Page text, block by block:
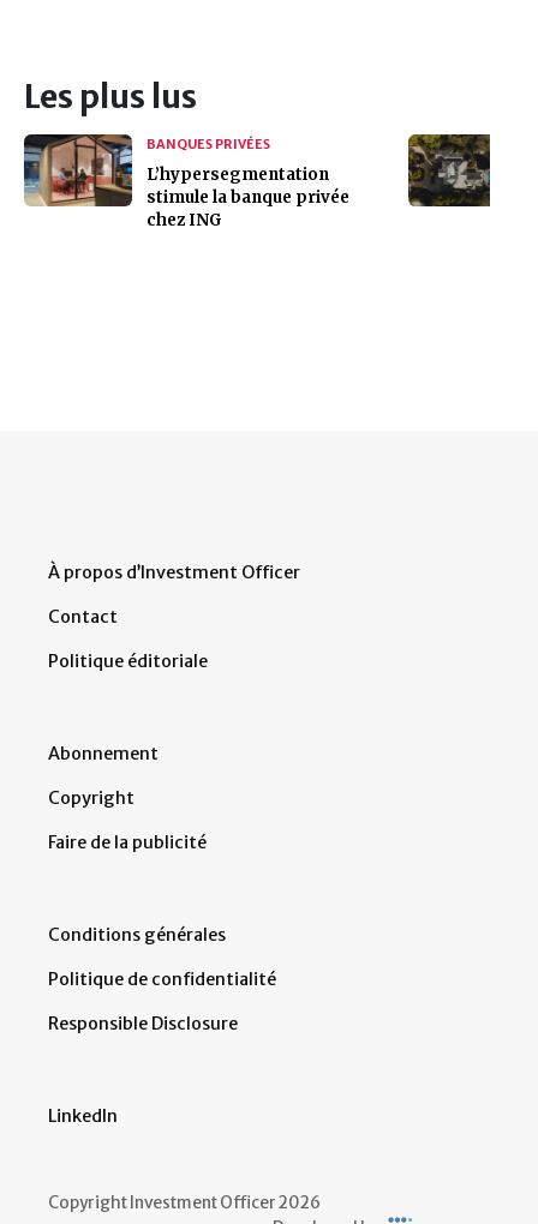
Les plus lus
BANQUES PRIVÉES
L’hypersegmentation
stimule la banque privée
chez ING
À propos d’Investment Officer
Contact
Politique éditoriale
Abonnement
Copyright
Faire de la publicité
Conditions générales
Politique de confidentialité
Responsible Disclosure
LinkedIn
Copyright Investment Officer 2026